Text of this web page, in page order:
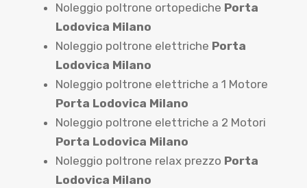
Noleggio poltrone ortopediche Porta
Lodovica Milano
Noleggio poltrone elettriche Porta
Lodovica Milano
Noleggio poltrone elettriche a 1 Motore
Porta Lodovica Milano
Noleggio poltrone elettriche a 2 Motori
Porta Lodovica Milano
Noleggio poltrone relax prezzo Porta
Lodovica Milano